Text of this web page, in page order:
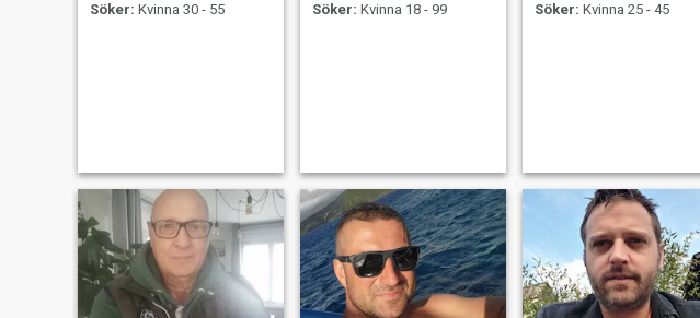
Söker: Kvinna 30 - 55
Söker: Kvinna 18 - 99
Söker: Kvinna 25 - 45